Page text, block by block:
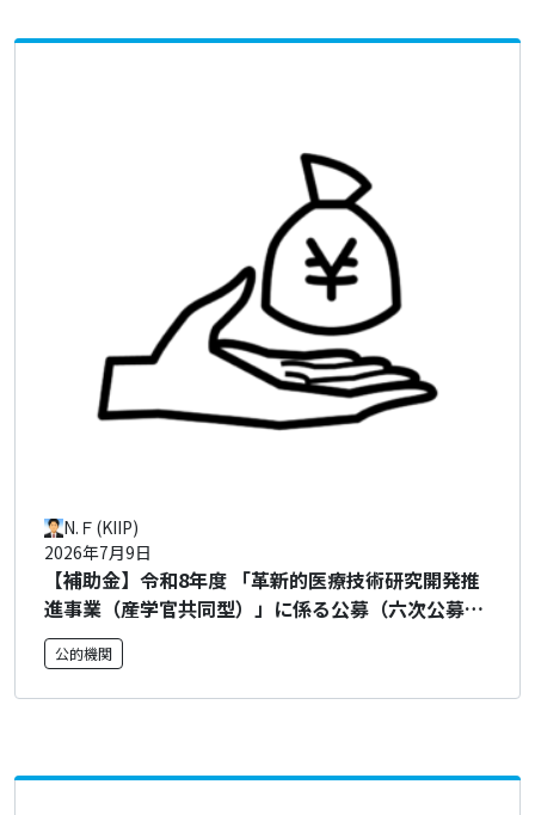
【補助金】令和8年度 「革新的医療技術研究開発推
進事業（産学官共同型）」に係る公募（六次公募・
アカデミアタイプ／スタートアップタイプ）につい
て
2026年7月9日
N.Ｆ(KIIP)
公的機関